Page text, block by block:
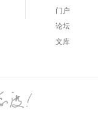
门户
论坛
文库